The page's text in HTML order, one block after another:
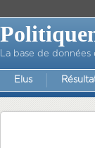
La base de
Elus